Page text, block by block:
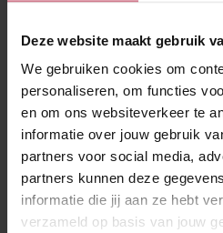
Deze website maakt gebruik
We gebruiken cookies om
personaliseren, om functies
en om ons websiteverkeer te
informatie over jouw gebruik
partners voor social media,
partners kunnen deze
informatie die jij aan ze hebt
verzameld op basis van jouw
boek Durf te springen las.
bij het Korps zou blijven
komen. En zo begon het, ik
solliciteerde bij ProRail als
Een treindienstleider